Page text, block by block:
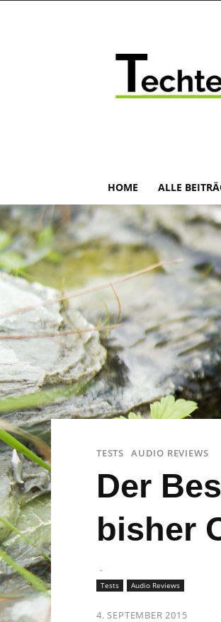
HOME ALLE
TESTS AUDIO REVIEWS
Der
bisher
-
Tests
Audio Reviews
4. SEPTEMBER 2015